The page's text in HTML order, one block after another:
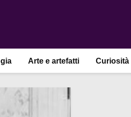
Arte e artefatti Curiosità